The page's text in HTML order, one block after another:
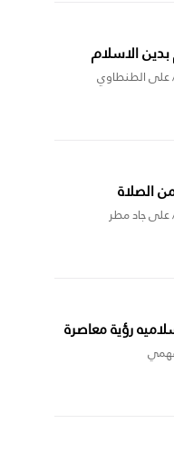
الاسلام
على الطنطاوي
الصلاة
على جاد مطر
رؤية معاصرة